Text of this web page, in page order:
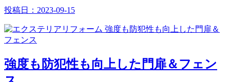
投稿日： 2023-09-15
強度も防犯性も向上した門扉＆フェン